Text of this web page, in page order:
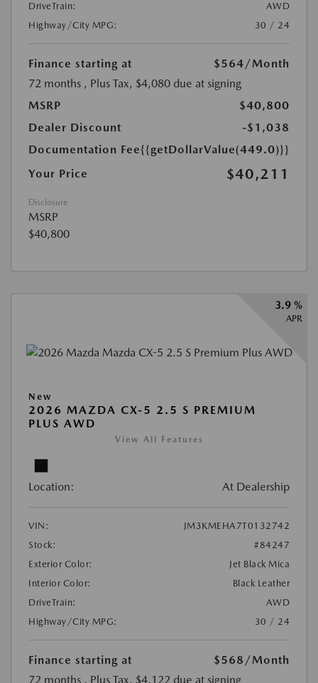
DriveTrain:
AWD
Highway/City MPG:
30 / 24
Finance starting at $564/Month
72 months , Plus Tax, $4,080 due at signing
MSRP
$40,800
Dealer Discount
-$1,038
Documentation Fee{{getDollarValue(449.0)}}
Your Price
$40,211
Disclosure
MSRP
$40,800
3.9 %
APR
New
2026 MAZDA CX-5 2.5 S PREMIUM
PLUS AWD
View All Features
Location: At Dealership
VIN:
JM3KMEHA7T0132742
Stock:
#84247
Exterior Color:
Jet Black Mica
Interior Color:
Black Leather
DriveTrain:
AWD
Highway/City MPG:
30 / 24
Finance starting at $568 /Month
72 months , Plus Tax, $4,122 due at signing